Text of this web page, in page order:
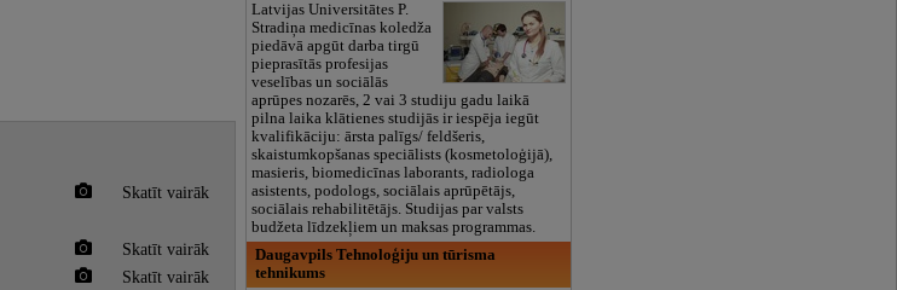
Skatīt vairāk
Skatīt vairāk
Skatīt vairāk
Latvijas Universitātes P.
Stradiņa medicīnas koledža
piedāvā apgūt darba tirgū
pieprasītās profesijas
veselības un sociālās
aprūpes nozarēs, 2 vai 3 studiju gadu laikā
pilna laika klātienes studijās ir iespēja iegūt
kvalifikāciju: ārsta palīgs/ feldšeris,
skaistumkopšanas speciālists (kosmetoloģijā),
masieris, biomedicīnas laborants, radiologa
asistents, podologs, sociālais aprūpētājs,
sociālais rehabilitētājs. Studijas par valsts
budžeta līdzekļiem un maksas programmas.
Daugavpils Tehnoloģiju un tūrisma
tehnikums